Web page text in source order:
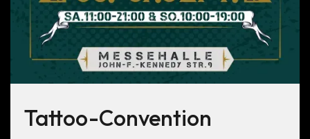
Tattoo-Convention